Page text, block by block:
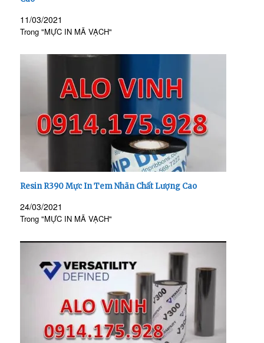
11/03/2021
Trong "MỰC IN MÃ VẠCH"
Resin R390 Mực In Tem Nhãn Chất Lượng Cao
24/03/2021
Trong "MỰC IN MÃ VẠCH"